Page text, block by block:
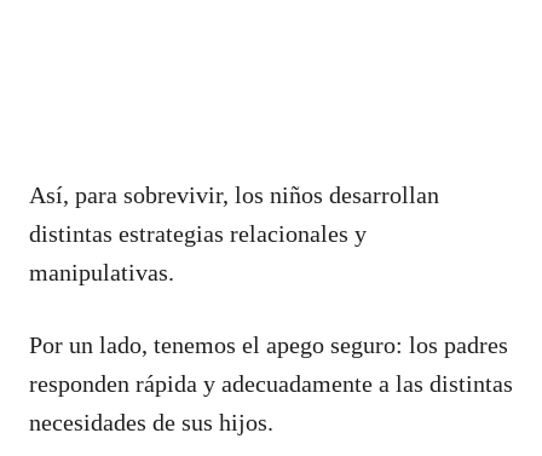
Así, para sobrevivir, los niños desarrollan
distintas estrategias relacionales y
manipulativas.
Por un lado, tenemos el apego seguro: los padres
responden rápida y adecuadamente a las distintas
necesidades de sus hijos.